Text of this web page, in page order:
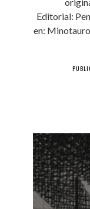
Editorial:
en: